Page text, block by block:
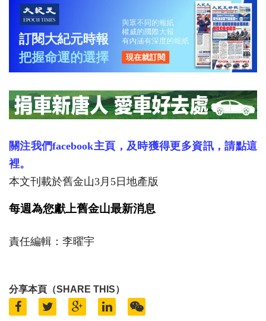
關注我們facebook主頁，及時獲得更多資訊，請點這
裡。
本文刊載於舊金山3月5日地產版
每週為您獻上舊金山最新消息
責任編輯：李曜宇
分享本頁（SHARE THIS）